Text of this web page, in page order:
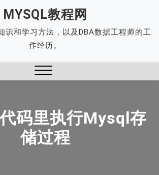
MYSQL教程网
识和学习方法，以及DBA数据工程师的工
作经历。
码里执行mysql存
储过程